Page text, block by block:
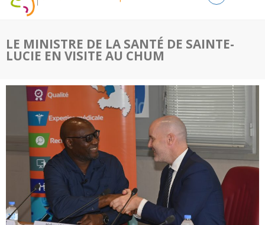
LE MINISTRE DE LA SANTÉ DE SAINTE-
LUCIE EN VISITE AU CHUM